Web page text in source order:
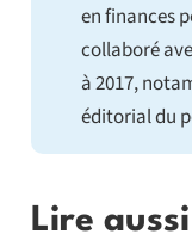
en finances
collaboré
à 2017,
éditorial du
Lire aussi